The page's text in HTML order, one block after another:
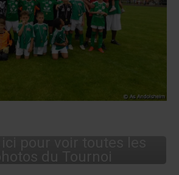
photos du Tournoi